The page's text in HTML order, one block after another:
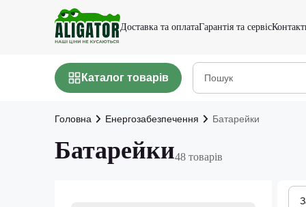
Доставка та оплатаГарантія та сервіс
Каталог товарів
Головна Енергозабезпечення Батарейки
Батарейки48 товарів